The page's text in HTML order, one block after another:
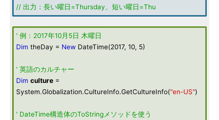
// 出力：長い曜日=Thursday、短い曜日=Thu
' 例：2017年10月5日 木曜日
Dim theDay = New DateTime(2017, 10, 5)
' 英語のカルチャー
Dim culture =
System.Globalization.CultureInfo.GetCultureInfo("en-US")
' DateTime構造体のToStringメソッドを使う